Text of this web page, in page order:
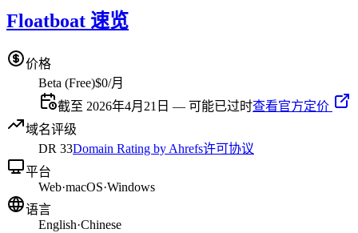
Floatboat 速览
价格
Beta (Free)$0/月
截至 2026年4月21日 — 可能已过时查看官方定价
域名评级
DR 33Domain Rating by Ahrefs许可协议
平台
Web·macOS·Windows
语言
English·Chinese